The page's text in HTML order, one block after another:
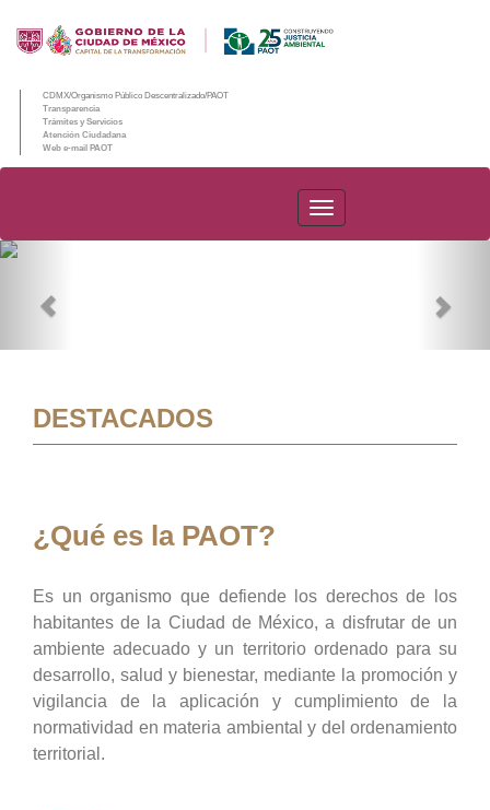
CDMX/Organismo Público Descentralizado/PAOT
Transparencia
Trámites y Servicios
Atención Ciudadana
Web e-mail PAOT
PAOT
DESTACADOS
¿Qué es la PAOT?
Es un organismo que defiende los derechos de los
habitantes de la Ciudad de México, a disfrutar de un
ambiente adecuado y un territorio ordenado para su
desarrollo, salud y bienestar, mediante la promoción y
vigilancia de la aplicación y cumplimiento de la
normatividad en materia ambiental y del ordenamiento
territorial.